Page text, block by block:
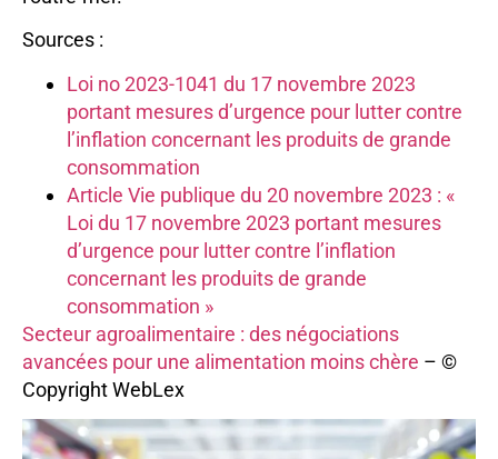
Sources :
Loi no 2023-1041 du 17 novembre 2023
portant mesures d’urgence pour lutter contre
l’inflation concernant les produits de grande
consommation
Article Vie publique du 20 novembre 2023 : «
Loi du 17 novembre 2023 portant mesures
d’urgence pour lutter contre l’inflation
concernant les produits de grande
consommation »
Secteur agroalimentaire : des négociations
avancées pour une alimentation moins chère – ©
Copyright WebLex